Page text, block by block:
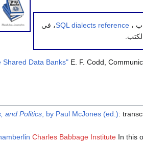
، SQL dialects reference، في
E. F. Codd,
and Politics, by Paul McJones (ed.):
Charles Babbage InstituteIn this